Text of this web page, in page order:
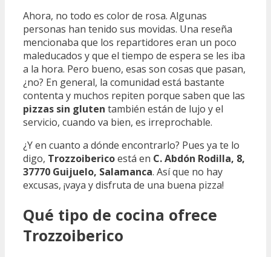
Ahora, no todo es color de rosa. Algunas
personas han tenido sus movidas. Una reseña
mencionaba que los repartidores eran un poco
maleducados y que el tiempo de espera se les iba
a la hora. Pero bueno, esas son cosas que pasan,
¿no? En general, la comunidad está bastante
contenta y muchos repiten porque saben que las
pizzas sin gluten también están de lujo y el
servicio, cuando va bien, es irreprochable.
¿Y en cuanto a dónde encontrarlo? Pues ya te lo
digo, Trozzoibericoestá en C. Abdón Rodilla, 8,
37770 Guijuelo, Salamanca. Así que no hay
excusas, ¡vaya y disfruta de una buena pizza!
Qué tipo de cocina ofrece
Trozzoiberico